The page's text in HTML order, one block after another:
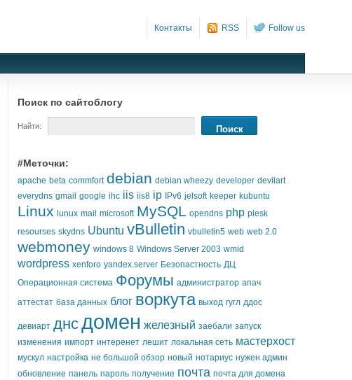
Контакты RSS Follow us
Поиск по сайтоблогу
Найти:
#Меточки:
apache beta commfort debian debian wheezy developer devilart
everydns gmail google ihc iis iis8 ip IPv6 jelsoft keeper kubuntu
Linux lunux mail microsoft MySQL opendns php plesk
resourses skydns Ubuntu vBulletin vbulletin5 web web 2.0
webmoney windows 8 Windows Server 2003 wmid
wordpress xenforo yandex.server Безопастность ДЦ
Операционная система Форумы администратор апач
аттестат база данных блог воркута выход гугл ддос
девиарт днсдомен железный заебали запуск
изменения импорт интеренет лешит локальная сеть мастерхост
мускул настройка не большой обзор новый нотариус нужен админ
обновление панель пароль получение почта почта для домена